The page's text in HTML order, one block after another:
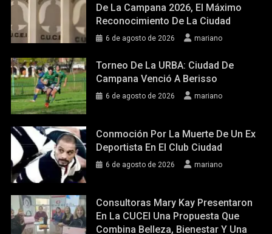
De La Campana 2026, El Máximo
Reconocimiento De La Ciudad
6 de agosto de 2026 mariano
Torneo De La URBA: Ciudad De
Campana Venció A Berisso
6 de agosto de 2026 mariano
Conmoción Por La Muerte De Un Ex
Deportista En El Club Ciudad
6 de agosto de 2026 mariano
Consultoras Mary Kay Presentaron
En La CUCEI Una Propuesta Que
Combina Belleza, Bienestar Y Una